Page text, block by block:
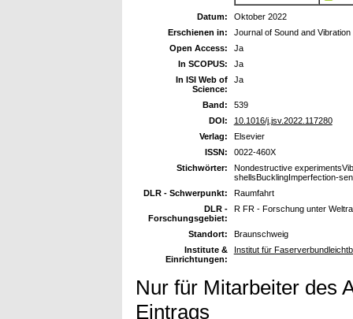
Datum:
Oktober 2022
Erschienen in:
Journal of Sound and Vibration
Open Access:
Ja
In SCOPUS:
Ja
In ISI Web of
Science:
Ja
Band:
539
DOI:
10.1016/j.jsv.2022.117280
Verlag:
Elsevier
ISSN:
0022-460X
Stichwörter:
Nondestructive
shellsBucklingImperfection-
DLR - Schwerpunkt:
Raumfahrt
DLR -
Forschungsgebiet:
R FR - Forschung unter
Standort:
Braunschweig
Institute &
Einrichtungen:
Institut für
Nur für Mitarbeiter des
Eintrags